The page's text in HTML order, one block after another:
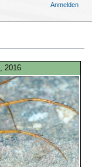
, 2016
Anmelden